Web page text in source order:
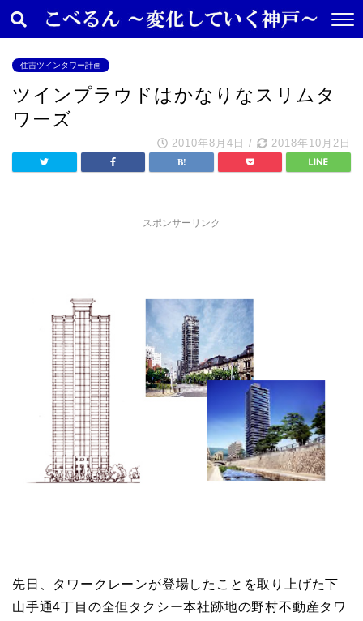
住吉ツインタワー計画
ツインプラウドはかなりなスリムタ
ワーズ
2010年8月4日 / 2018年10月2日
スポンサーリンク
先日、タワークレーンが登場したことを取り上げた下
山手通4丁目の全但タクシー本社跡地の野村不動産タワ